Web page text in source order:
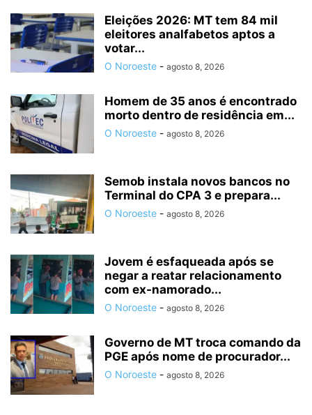
Eleições 2026: MT tem 84 mil
eleitores analfabetos aptos a
votar...
O Noroeste - agosto 8, 2026
Homem de 35 anos é encontrado
morto dentro de residência em...
O Noroeste - agosto 8, 2026
Semob instala novos bancos no
Terminal do CPA 3 e prepara...
O Noroeste - agosto 8, 2026
Jovem é esfaqueada após se
negar a reatar relacionamento
com ex-namorado...
O Noroeste - agosto 8, 2026
Governo de MT troca comando da
PGE após nome de procurador...
O Noroeste - agosto 8, 2026